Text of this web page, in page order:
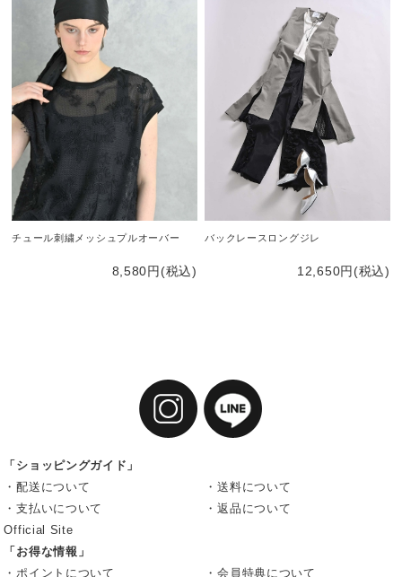
チュール刺繍メッシュプルオーバー
8,580円(税込)
バックレースロングジレ
12,650円(税込)
「ショッピングガイド」
・配送について
・送料について
・支払いについて
・返品について
Official Site
「お得な情報」
・ポイントについて
・会員特典について